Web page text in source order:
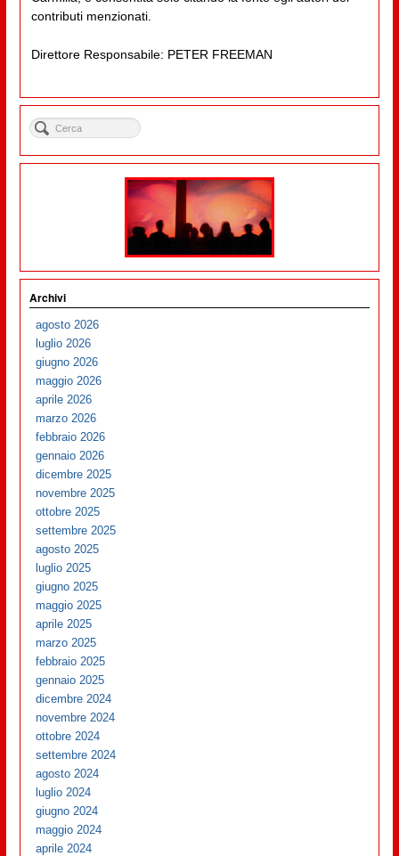
contributi menzionati.
Direttore Responsabile: PETER FREEMAN
Archivi
agosto 2026
luglio 2026
giugno 2026
maggio 2026
aprile 2026
marzo 2026
febbraio 2026
gennaio 2026
dicembre 2025
novembre 2025
ottobre 2025
settembre 2025
agosto 2025
luglio 2025
giugno 2025
maggio 2025
aprile 2025
marzo 2025
febbraio 2025
gennaio 2025
dicembre 2024
novembre 2024
ottobre 2024
settembre 2024
agosto 2024
luglio 2024
giugno 2024
maggio 2024
aprile 2024